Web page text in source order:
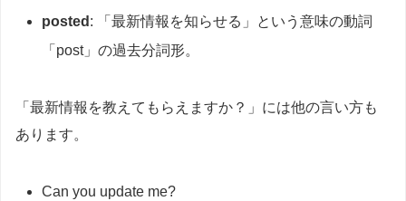
posted : 「最新情報を知らせる」という意味の動詞
「post」の過去分詞形。
「最新情報を教えてもらえますか？」には他の言い方も
あります。
Can you update me?